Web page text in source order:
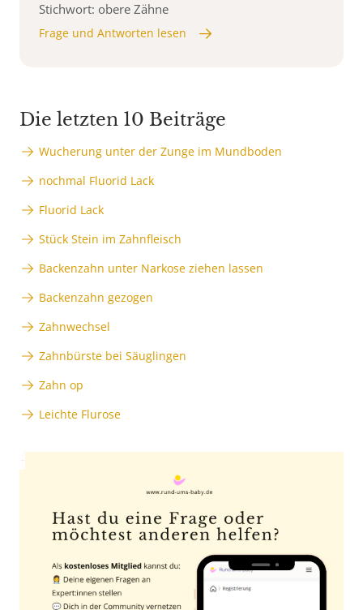
Stichwort: obere Zähne
Frage und Antworten lesen
Die letzten 10 Beiträge
Wucherung unter der Zunge im Mundboden
nochmal Fluorid Lack
Fluorid Lack
Stück Stein im Zahnfleisch
Backenzahn unter Narkose ziehen lassen
Backenzahn gezogen
Zahnwechsel
Zahnbürste bei Säuglingen
Zahn op
Leichte Flurose